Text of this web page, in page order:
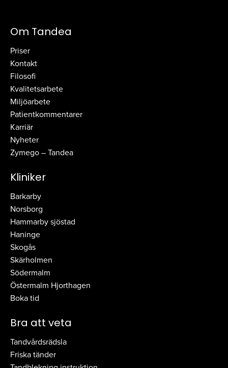
Om Tandea
Priser
Kontakt
Filosofi
Kvalitetsarbete
Miljöarbete
Patientkommentarer
Karriär
Nyheter
Zymego – Tandea
Kliniker
Barkarby
Norsborg
Hammarby sjöstad
Haninge
Skogås
Skärholmen
Södermalm
Östermalm Hjorthagen
Boka tid
Bra att veta
Tandvårdsrädsla
Friska tänder